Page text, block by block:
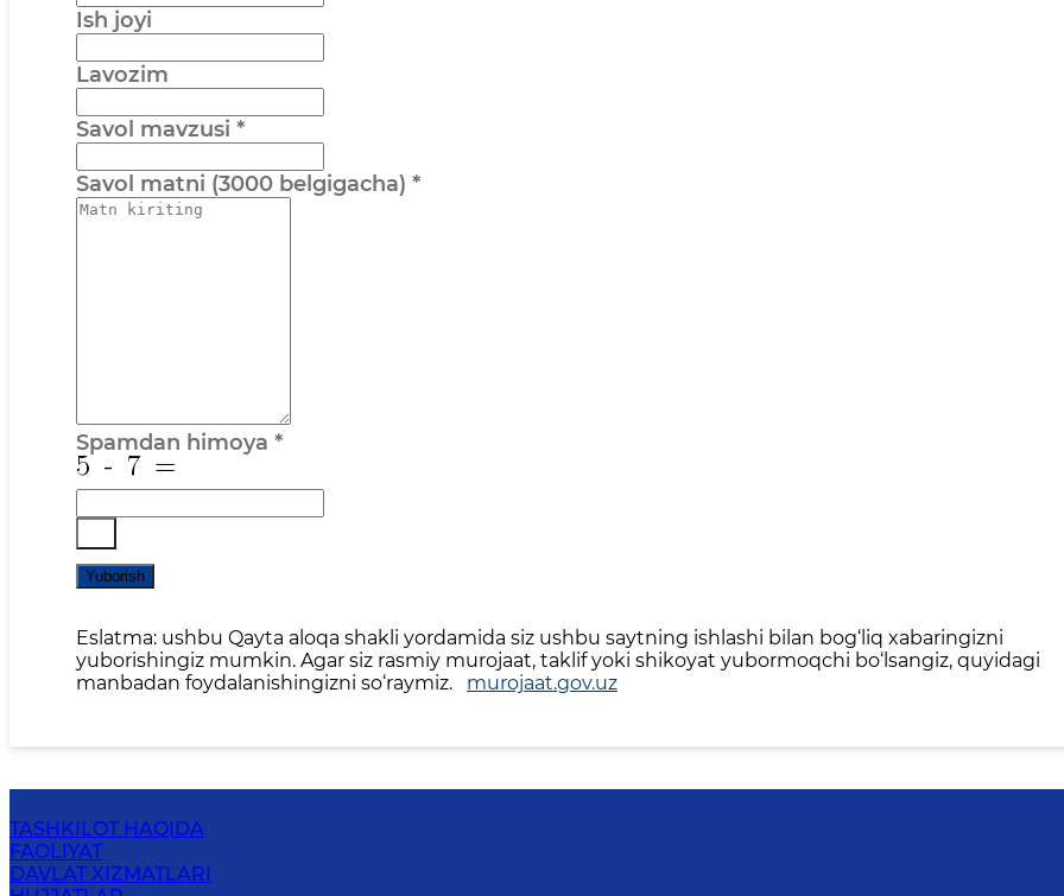
Ish joyi
Lavozim
Savol mavzusi *
Savol matni (3000 belgigacha) *
Spamdan himoya *
Yuborish
Eslatma: ushbu Qayta aloqa shakli yordamida siz ushbu saytning ishlashi bilan bog‘liq xabaringizni
yuborishingiz mumkin. Agar siz rasmiy murojaat, taklif yoki shikoyat yubormoqchi bo‘lsangiz, quyidagi
manbadan foydalanishingizni so‘raymiz.
murojaat.gov.uz
TASHKILOT HAQIDA
FAOLIYAT
DAVLAT XIZMATLARI